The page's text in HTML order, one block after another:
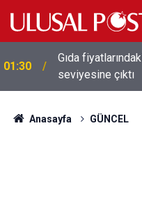
01:26
Galatasaray'dan
duyurusu
Anasayfa GÜNCEL